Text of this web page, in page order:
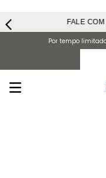
FALE COM
Por tempo limitado: